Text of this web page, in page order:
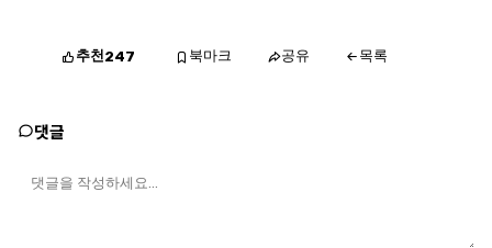
추천247 북마크 공유 목록
댓글